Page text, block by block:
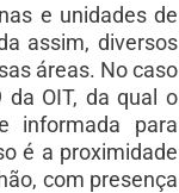
e unidades de
assim, diversos
áreas. No caso
OIT, da qual o
informada para
é a proximidade
com presença